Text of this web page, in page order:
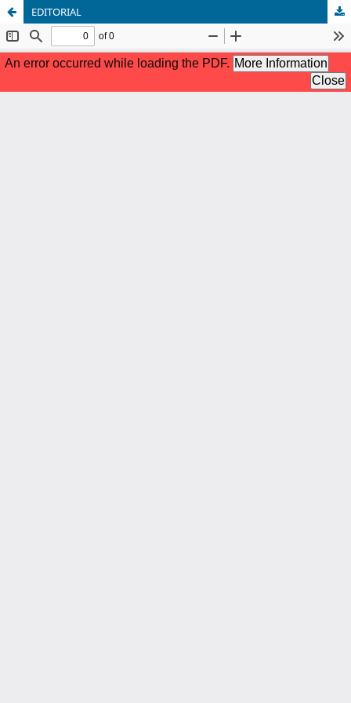
EDITORIAL